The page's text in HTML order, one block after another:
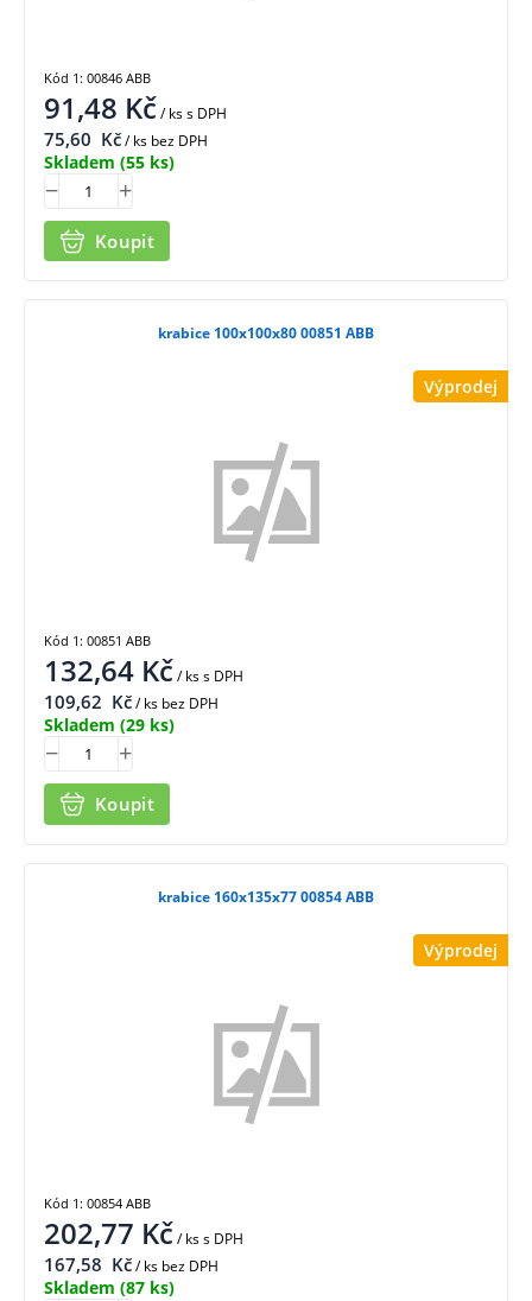
91,48 Kč/ kss DPH
75,60 Kč/ ks bez DPH
Skladem (55 ks)
Koupit
Kód 1: 00846 ABB
Výprodej
krabice 100x100x80 00851 ABB
132,64 Kč/ kss DPH
109,62 Kč/ ks bez DPH
Skladem (29 ks)
Koupit
Kód 1: 00851 ABB
Výprodej
krabice 160x135x77 00854 ABB
202,77 Kč/ kss DPH
167,58 Kč/ ks bez DPH
Skladem (87 ks)
Kód 1: 00854 ABB